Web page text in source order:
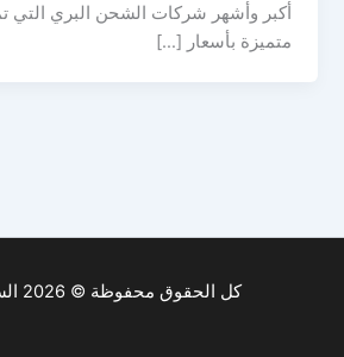
أكبر وأشهر شركات الشحن البري التي
متميزة بأسعار […]
كل الحقوق محفوظة © 2026 السريع الدولي